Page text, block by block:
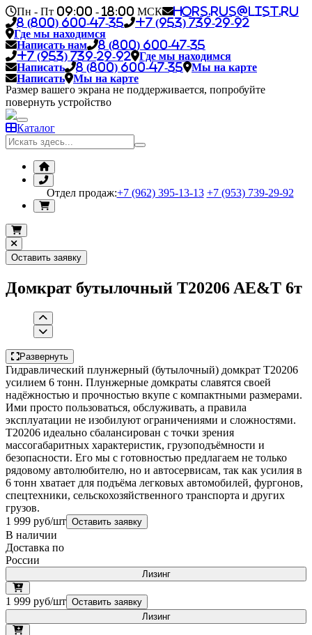
Пн - Пт 09:00 - 18:00 МСК
hors.rus@list.ru
8 (800) 600-47-35
+7 (953) 739-29-92
Где мы находимся
Написать нам
8 (800) 600-47-35
+7 (953) 739-29-92
Где мы находимся
Написать
8 (800) 600-47-35
Мы на карте
Написать
Мы на карте
Размер вашего экрана не поддерживается, попробуйте
повернуть устройство
Каталог
Отдел продаж:+7 (962) 395-13-13 +7 (953) 739-29-92
Оставить заявку
Домкрат бутылочный T20206 AE&T 6т
Развернуть
Гидравлический плунжерный (бутылочный) домкрат T20206
усилием 6 тонн. Плунжерные домкраты славятся своей
надёжностью и прочностью вкупе с компактными размерами.
Ими просто пользоваться, обслуживать, а правила
эксплуатации не изобилуют ограничениями и сложностями.
T20206 идеально сбалансирован с точки зрения
массогабаритных характеристик, грузоподъёмности и
безопасности. Его мы с готовностью предлагаем не только
рядовому автолюбителю, но и автосервисам, так как усилия в
6 тонн хватает для подъёма легковых автомобилей, фургонов,
спецтехники, сельскохозяйственного транспорта и других
грузов.
1 999 руб/шт Оставить заявку
В наличии
Доставка по
России
Лизинг
1 999 руб/шт Оставить заявку
Лизинг